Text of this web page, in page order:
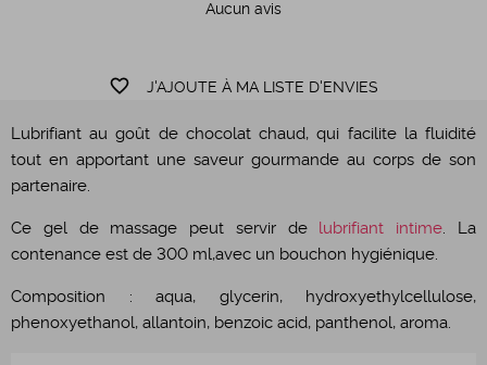
Aucun avis
favorite_border J'AJOUTE À MA LISTE D'ENVIES
Lubrifiant au goût de chocolat chaud, qui facilite la fluidité
tout en apportant une saveur gourmande au corps de son
partenaire.
Ce gel de massage peut servir de lubrifiant intime . La
contenance est de 300 ml,avec un bouchon hygiénique.
Composition : aqua, glycerin, hydroxyethylcellulose,
phenoxyethanol, allantoin, benzoic acid, panthenol, aroma.